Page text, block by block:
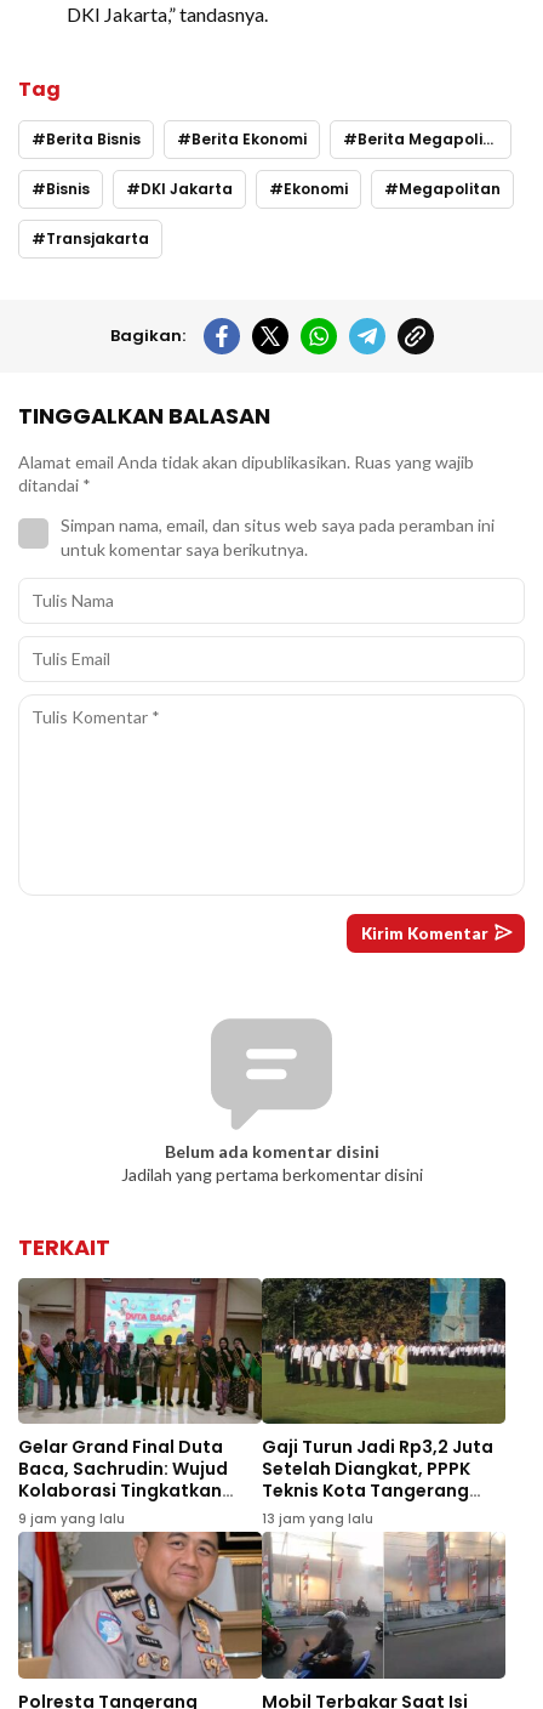
DKI Jakarta,” tandasnya.
Tag
Berita Bisnis Berita Ekonomi Berita Megapolitan
Bisnis DKI Jakarta Ekonomi Megapolitan
Transjakarta
Bagikan:
TINGGALKAN BALASAN
Alamat email Anda tidak akan dipublikasikan. Ruas yang wajib
ditandai *
Simpan nama, email, dan situs web saya pada peramban ini
untuk komentar saya berikutnya.
Belum ada komentar disini
Jadilah yang pertama berkomentar disini
TERKAIT
Gelar Grand Final Duta
Baca, Sachrudin: Wujud
Kolaborasi Tingkatkan
Literasi Anak Muda
9 jam yang lalu
Gaji Turun Jadi Rp3,2 Juta
Setelah Diangkat, PPPK
Teknis Kota Tangerang
Minta Pemkot Perhatikan
Kesejahteraan
13 jam yang lalu
Polresta Tangerang Mobil Terbakar Saat Isi